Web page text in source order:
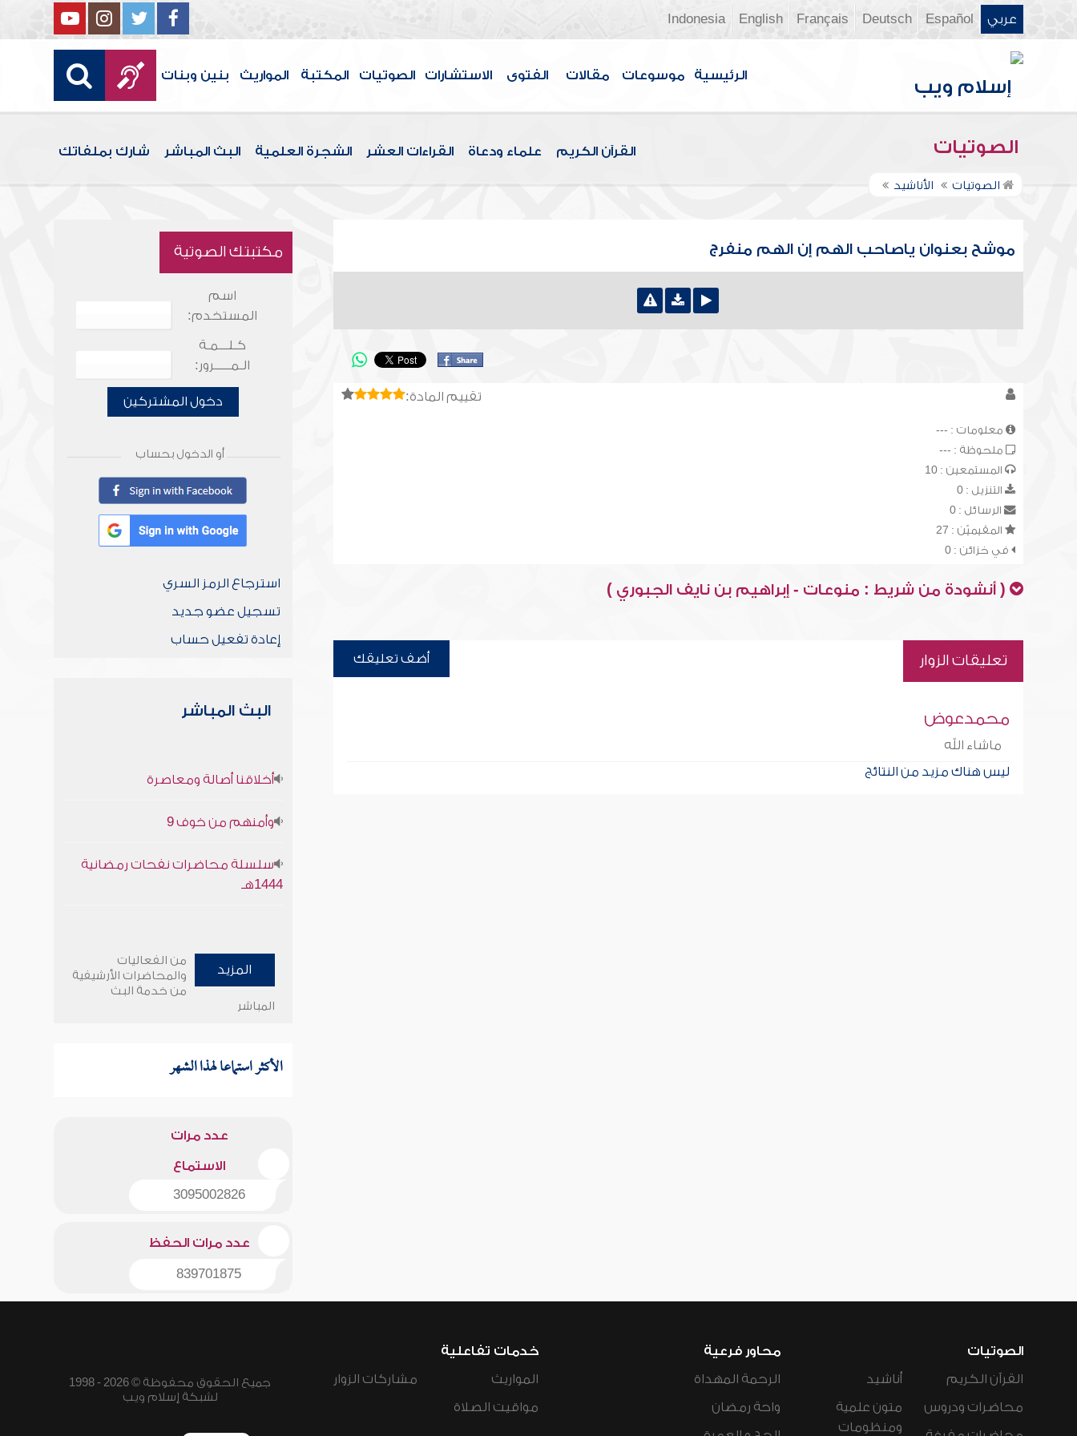
عربي Español
Deutsch
Français
English
Indonesia
الرئيسية موسوعات مقالات الفتوى الاستشارات الصوتيات المكتبة المواريث بنين وبنات
الصوتيات القرآن الكريم علماء ودعاة القراءات العشر الشجرة العلمية البث المباشر شارك بملفاتك
الصوتيات الأناشيد
موشح بعنوان ياصاحب الهم إن الهم منفرج
تقييم المادة:
معلومات : ---
ملحوظة : ---
المستمعين : 10
التنزيل : 0
الرسائل : 0
المقيميّن : 27
في خزائن : 0
( أنشودة من شريط : منوعات - إبراهيم بن نايف الجبوري )
تعليقات الزوار أضف تعليقك
محمدعوض
ماشاء الله
ليس هناك مزيد من النتائج
مكتبتك الصوتية
اسم
المستخدم:
كـلـــمـة
الـمـــــرور:
دخول المشتركين
أو الدخول بحساب
استرجاع الرمز السري
تسجيل عضو جديد
إعادة تفعيل حساب
البث المباشر
أخلاقنا أصالة ومعاصرة
وأمنهم من خوف 9
سلسلة محاضرات نفحات رمضانية
1444هـ
المزيد
من الفعاليات
والمحاضرات الأرشيفية
من خدمة البث
المباشر
الأكثر استماعا لهذا الشهر
عدد مرات
الاستماع
3095002826
عدد مرات الحفظ
839701875
الصوتيات
القرآن الكريم
محاضرات ودروس
أناشيد
متون علمية
ومنظومات
محاور فرعية
الرحمة المهداة
واحة رمضان
خدمات تفاعلية
المواريث
مواقيت الصلاة
مشاركات الزوار
جميع الحقوق محفوظة © 2026 - 1998
لشبكة إسلام ويب